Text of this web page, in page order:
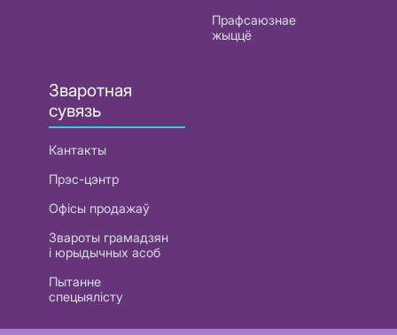
Прафсаюзнае
жыццё
Зваротная
сувязь
Кантакты
Прэс-цэнтр
Офісы продажаў
Звароты грамадзян
і юрыдычных асоб
Пытанне
спецыялісту